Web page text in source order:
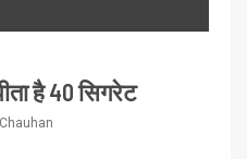
है 40 सिगरेट